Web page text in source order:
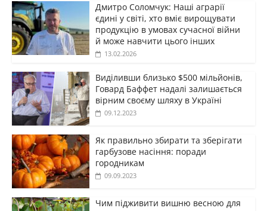
Дмитро Соломчук: Наші аграрії
єдині у світі, хто вміє вирощувати
продукцію в умовах сучасної війни
й може навчити цього інших
13.02.2026
Виділивши близько $500 мільйонів,
Говард Баффет надалі залишається
вірним своєму шляху в Україні
09.12.2023
Як правильно збирати та зберігати
гарбузове насіння: поради
городникам
09.09.2023
Чим підживити вишню весною для